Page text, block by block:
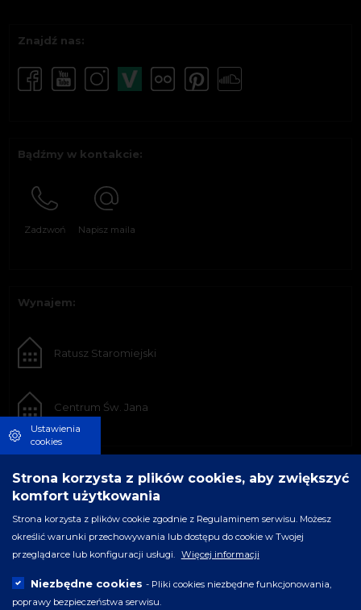
Znajdź nas:
Bądźmy w kontakcie:
Zadzwoń Napisz maila
Wynajem:
Ratusz Staromiejski
Centrum Św. Jana
Ustawienia
cookies
Strona korzysta z plików cookies, aby zwiększyć
komfort użytkowania
Strona korzysta z plików cookie zgodnie z Regulaminem serwisu. Możesz
określić warunki przechowywania lub dostępu do cookie w Twojej
przeglądarce lub konfiguracji usługi.
Więcej informacji
Niezbędne cookies - Pliki cookies niezbędne funkcjonowania,
poprawy bezpieczeństwa serwisu.